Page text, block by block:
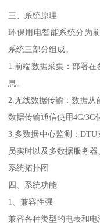
三、系统原理
环保用电智能系统分为
系统三部分组成。
1.前端数据采集：部署
息。
2.无线数据传输：数据
数据传输通信使用4G/3G
3.多数据中心监测：
员实时以及多数据服务
系统拓扑图
四、系统功能
1、兼容性强
兼容各种类型的电表和电